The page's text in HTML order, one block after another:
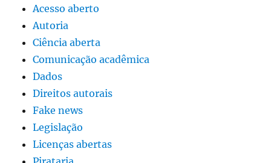
Acesso aberto
Autoria
Ciência aberta
Comunicação acadêmica
Dados
Direitos autorais
Fake news
Legislação
Licenças abertas